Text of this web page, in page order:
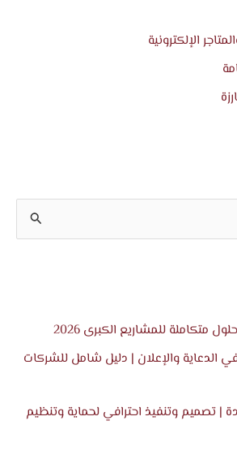
الإلكترونية
متكاملة للمشاريع الكبرى 2026
في الدعاية والإعلان | دليل شامل للشركات
| تصميم وتنفيذ احترافي لحماية وتنظيم